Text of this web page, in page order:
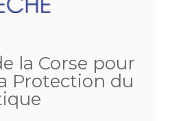
la Corse pour
Protection du